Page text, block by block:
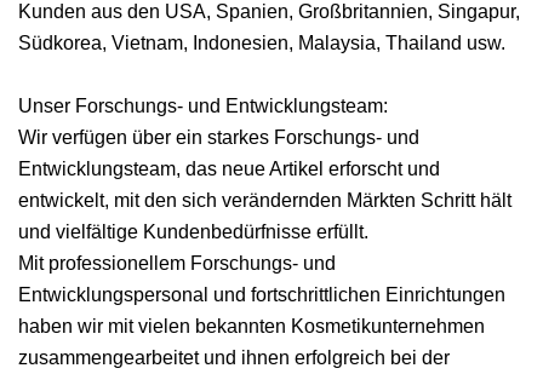
Kunden aus den USA, Spanien, Großbritannien, Singapur,
Südkorea, Vietnam, Indonesien, Malaysia, Thailand usw.
Unser Forschungs- und Entwicklungsteam:
Wir verfügen über ein starkes Forschungs- und
Entwicklungsteam, das neue Artikel erforscht und
entwickelt, mit den sich verändernden Märkten Schritt hält
und vielfältige Kundenbedürfnisse erfüllt.
Mit professionellem Forschungs- und
Entwicklungspersonal und fortschrittlichen Einrichtungen
haben wir mit vielen bekannten Kosmetikunternehmen
zusammengearbeitet und ihnen erfolgreich bei der